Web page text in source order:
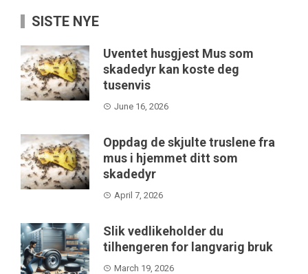
SISTE NYE
Uventet husgjest Mus som
skadedyr kan koste deg
tusenvis
June 16, 2026
Oppdag de skjulte truslene fra
mus i hjemmet ditt som
skadedyr
April 7, 2026
Slik vedlikeholder du
tilhengeren for langvarig bruk
March 19, 2026